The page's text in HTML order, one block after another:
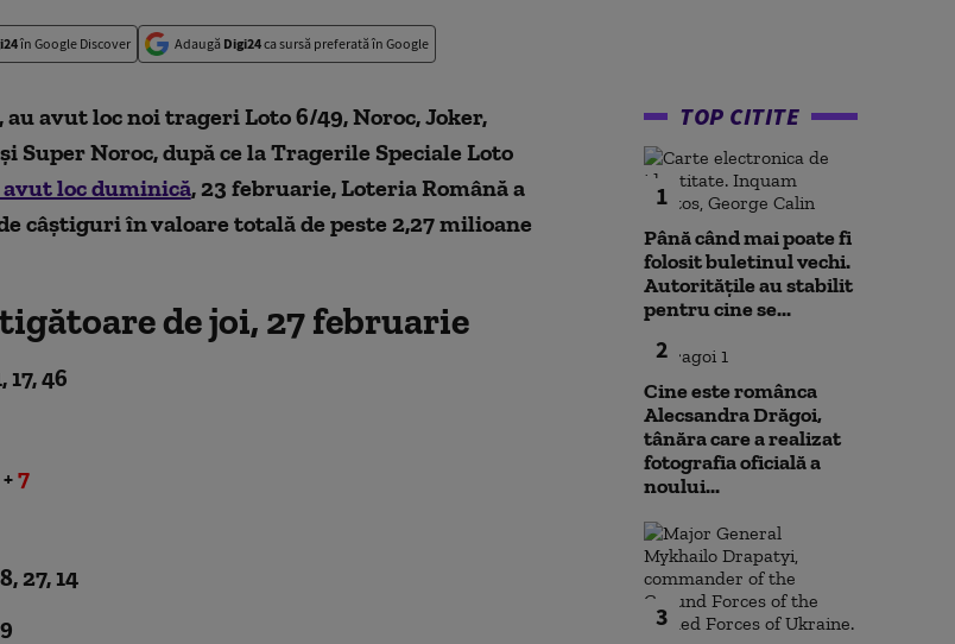
în Google Discover Adaugă Digi24ca sursă preferată în Google
au avut loc noi trageri Loto 6/49, Noroc, Joker,
Super Noroc, după ce la Tragerile Speciale Loto
avut loc duminică, 23 februarie, Loteria Română a
câștiguri în valoare totală de peste 2,27 milioane
de joi, 27 februarie
17, 46
7
27, 14
TOP CITITE
1
Până când mai poate fi
folosit buletinul vechi.
Autoritățile au stabilit
pentru cine se...
2
Cine este românca
Alecsandra Drăgoi,
tânăra care a realizat
fotografia oficială a
noului...
3